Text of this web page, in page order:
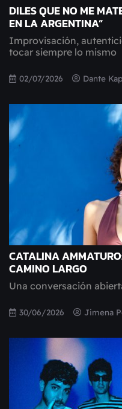
DILES QUE NO ME
EN LA ARGENTINA”
Improvisación,
tocar siempre lo mismo
02/07/2026 Dante
CATALINA
CAMINO LARGO
Una conversación
30/06/2026 Jimena